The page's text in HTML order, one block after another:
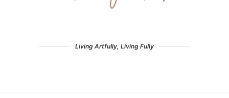
Living Artfully, Living Fully